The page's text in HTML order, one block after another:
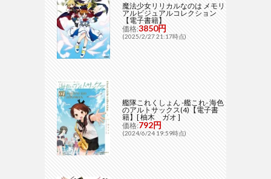
魔法少女リリカルなのは メモリ
アルビジュアルコレクション
【電子書籍】
価格:3850円
(2025/2/27 21:17時点)
艦隊これくしょん -艦これ- 海色
のアルトサックス(4)【電子書
籍】[ 柚木 ガオ ]
価格:792円
(2024/6/24 19:59時点)